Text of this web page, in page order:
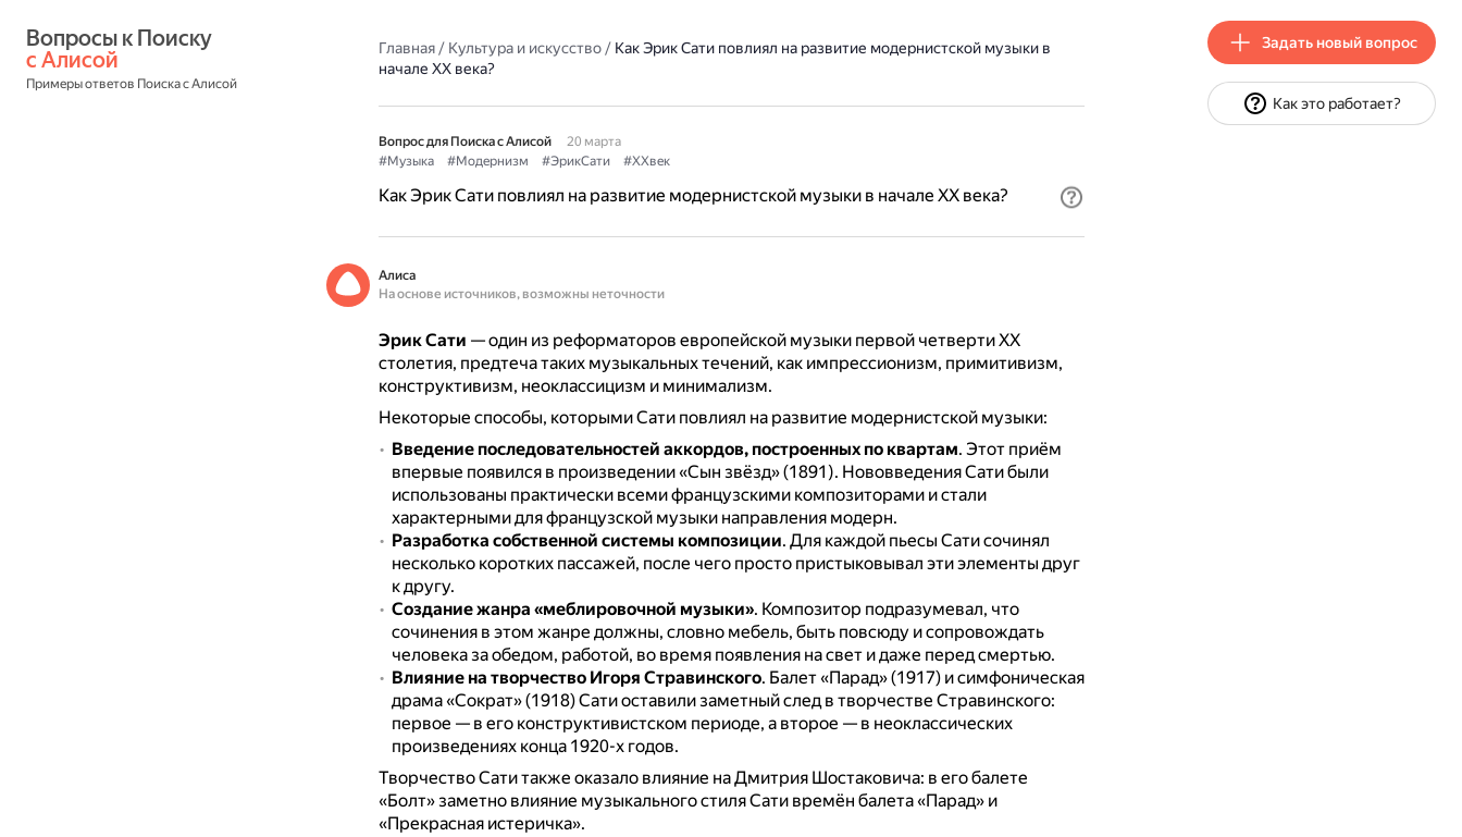
с Алисой
Примеры ответов Поиска с Алисой
Главная/ Культура и искусство/ Как Эрик Сати повлиял на развитие модернистской музыки в
начале XX века?
Вопрос для Поиска с Алисой
20 марта
#Музыка
#Модернизм #ЭрикСати #XXвек
Как Эрик Сати повлиял на развитие модернистской музыки в начале XX века?
Алиса
На основе источников, возможны неточности
Эрик Сати — один из реформаторов европейской музыки первой четверти XX
столетия, предтеча таких музыкальных течений, как импрессионизм, примитивизм,
конструктивизм, неоклассицизм и минимализм.
Некоторые способы, которыми Сати повлиял на развитие модернистской музыки:
Введение последовательностей аккордов, построенных по квартам. Этот приём
впервые появился в произведении «Сын звёзд» (1891). Нововведения Сати были
использованы практически всеми французскими композиторами и стали
характерными для французской музыки направления модерн.
Разработка собственной системы композиции. Для каждой пьесы Сати сочинял
несколько коротких пассажей, после чего просто пристыковывал эти элементы друг
к другу.
Создание жанра «меблировочной музыки». Композитор подразумевал, что
сочинения в этом жанре должны, словно мебель, быть повсюду и сопровождать
человека за обедом, работой, во время появления на свет и даже перед смертью.
Влияние на творчество Игоря Стравинского. Балет «Парад» (1917) и симфоническая
драма «Сократ» (1918) Сати оставили заметный след в творчестве Стравинского:
первое — в его конструктивистском периоде, а второе — в неоклассических
произведениях конца 1920-х годов.
Творчество Сати также оказало влияние на Дмитрия Шостаковича: в его балете
«Болт» заметно влияние музыкального стиля Сати времён балета «Парад» и
«Прекрасная истеричка».
Задать новый вопрос
Как это работает?